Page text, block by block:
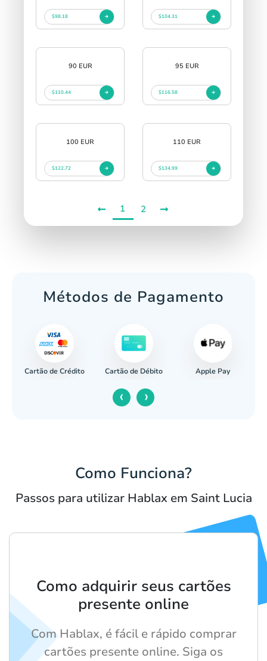
$98.18 $104.31
90 EUR
$110.44
95 EUR
$116.58
100 EUR
$122.72
110 EUR
$134.99
1 2
Métodos de Pagamento
Cartão de Crédito Cartão de Débito Apple Pay
‹ ›
Como Funciona?
Passos para utilizar Hablax em Saint Lucia
Como adquirir seus cartões
presente online
Com Hablax, é fácil e rápido comprar
cartões presente online. Siga os